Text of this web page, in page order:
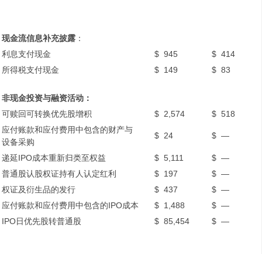
现金流信息补充披露 ：
利息支付现金
$ 945 $ 414
所得税支付现金
$ 149 $ 83
非现金投资与融资活动：
可赎回可转换优先股增积
$ 2,574 $ 518
应付账款和应付费用中包含的财产与
设备采购
$ 24 $ —
递延IPO成本重新归类至权益 $ 5,111 $ —
普通股认股权证持有人认定红利
$ 197 $ —
权证及衍生品的发行
$ 437 $ —
应付账款和应付费用中包含的IPO成本
$ 1,488 $ —
IPO日优先股转普通股
$ 85,454 $ —